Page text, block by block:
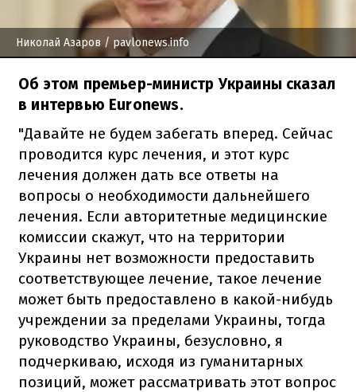
Николай Азаров / pavlonews.info
Об этом премьер-министр Украины сказал
в интервью Euronews.
"Давайте не будем забегать вперед. Сейчас
проводится курс лечения, и этот курс
лечения должен дать все ответы на
вопросы о необходимости дальнейшего
лечения. Если авторитетные медицинские
комиссии скажут, что на территории
Украины нет возможности предоставить
соответствующее лечение, такое лечение
может быть предоставлено в какой-нибудь
учреждении за пределами Украины, тогда
руководство Украины, безусловно, я
подчеркиваю, исходя из гуманитарных
позиций, может рассматривать этот вопрос